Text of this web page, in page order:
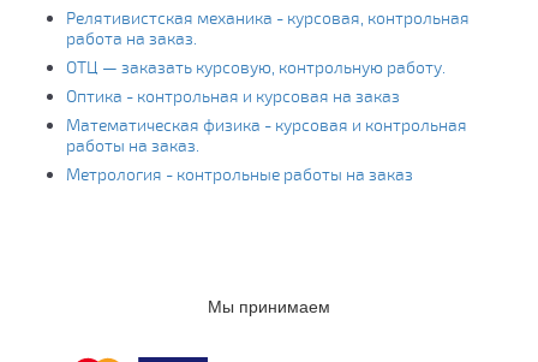
Релятивистская механика - курсовая, контрольная
работа на заказ.
ОТЦ — заказать курсовую, контрольную работу.
Оптика - контрольная и курсовая на заказ
Математическая физика - курсовая и контрольная
работы на заказ.
Метрология - контрольные работы на заказ
Мы принимаем